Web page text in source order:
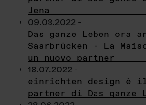
Jena
09.08.2022 -
Das ganze Leben ora
Saarbrücken - La
un nuovo partner
18.07.2022 -
einrichten design è il
partner di Das ganze